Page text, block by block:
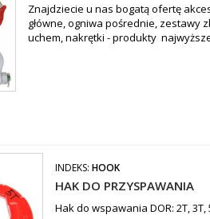
Znajdziecie u nas bogatą ofertę
główne, ogniwa pośrednie, zestawy
uchem, nakrętki - produkty
INDEKS:HOOK
HAK DO PRZYSPAWANIA
Hak do wspawania DOR: 2T,